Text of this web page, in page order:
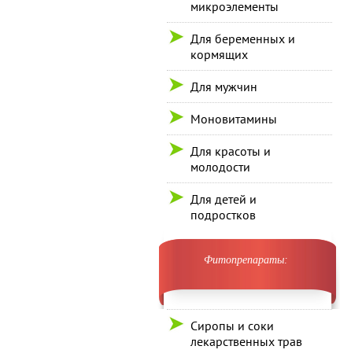
микроэлементы
Для беременных и
кормящих
Для мужчин
Моновитамины
Для красоты и
молодости
Для детей и
подростков
Фитопрепараты:
Сиропы и соки
лекарственных трав